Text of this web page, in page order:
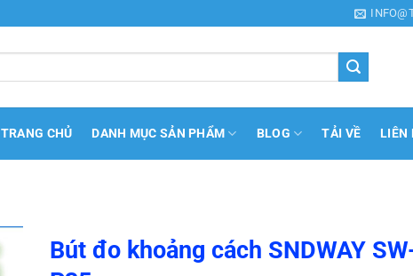
TRANG CHỦ DANH MỤC SẢN PHẨM BLOG TẢI VỀ LIÊN
Bút đo khoảng cách SNDWAY